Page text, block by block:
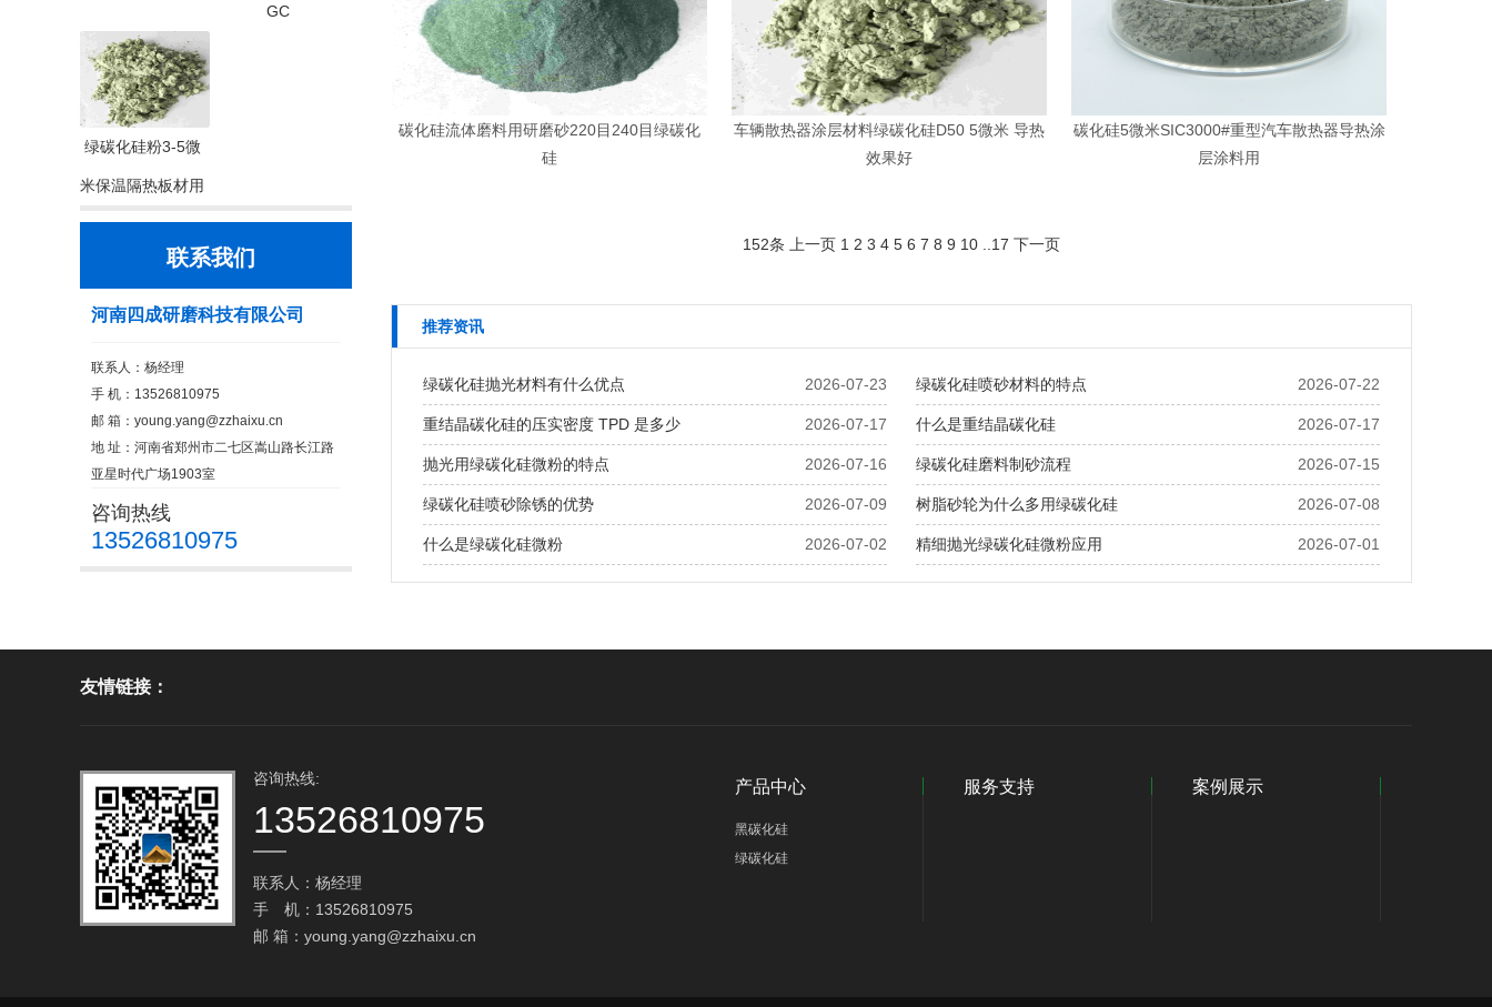
GC
绿碳化硅粉3-5微
米保温隔热板材用
联系我们
河南四成研磨科技有限公司
联系人：杨经理
手 机：13526810975
邮 箱： young.yang@zzhaixu.cn
地 址：河南省郑州市二七区嵩山路长江路
亚星时代广场1903室
咨询热线
13526810975
碳化硅流体磨料用研磨砂220目240目绿碳化
硅
车辆散热器涂层材料绿碳化硅D50 5微米 导热
效果好
碳化硅5微米SIC3000#重型汽车散热器导热涂
层涂料用
152条 上一页 1 2 3 4 5 6 7 8 9 10 17 下一页
推荐资讯
2026-07-23
绿碳化硅抛光材料有什么优点 2026-07-22
绿碳化硅喷砂材料的特点
2026-07-17
重结晶碳化硅的压实密度 TPD 是多少 2026-07-17
什么是重结晶碳化硅
2026-07-16
抛光用绿碳化硅微粉的特点 2026-07-15
绿碳化硅磨料制砂流程
2026-07-09
绿碳化硅喷砂除锈的优势 2026-07-08
树脂砂轮为什么多用绿碳化硅
2026-07-02
什么是绿碳化硅微粉 2026-07-01
精细抛光绿碳化硅微粉应用
友情链接：
咨询热线:
13526810975
联系人：杨经理
手 机：13526810975
邮 箱： young.yang@zzhaixu.cn
产品中心
黑碳化硅
绿碳化硅
服务支持 案例展示